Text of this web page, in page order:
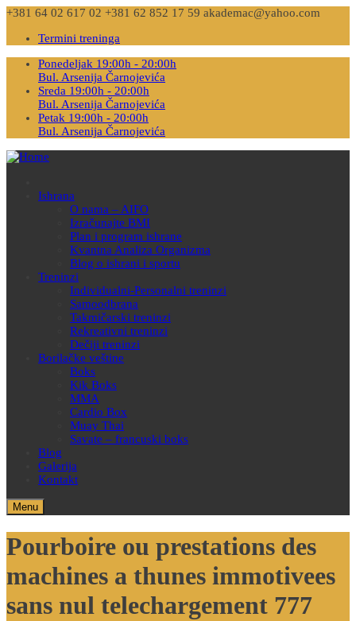
+381 64 02 617 02 +381 62 852 17 59 akademac@yahoo.com
Termini treninga
Ponedeljak 19:00h - 20:00h
Bul. Arsenija Čarnojevića
Sreda 19:00h - 20:00h
Bul. Arsenija Čarnojevića
Petak 19:00h - 20:00h
Bul. Arsenija Čarnojevića
Ishrana
O nama – AIFO
Izračunajte BMI
Plan i program ishrane
Kvantna Analiza Organizma
Blog o ishrani i sportu
Treninzi
Individualni-Personalni treninzi
Samoodbrana
Takmičarski treninzi
Rekreativni treninzi
Dečiji treninzi
Borilačke veštine
Boks
Kik Boks
MMA
Cardio Box
Muay Thai
Savate – francuski boks
Blog
Galerija
Kontakt
Menu
Pourboire ou prestations des
machines a thunes immotivees
sans nul telechargement 777